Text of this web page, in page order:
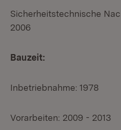
Sicherheitstechnische
2006
Bauzeit:
Inbetriebnahme: 1978
Vorarbeiten: 2009 - 2013